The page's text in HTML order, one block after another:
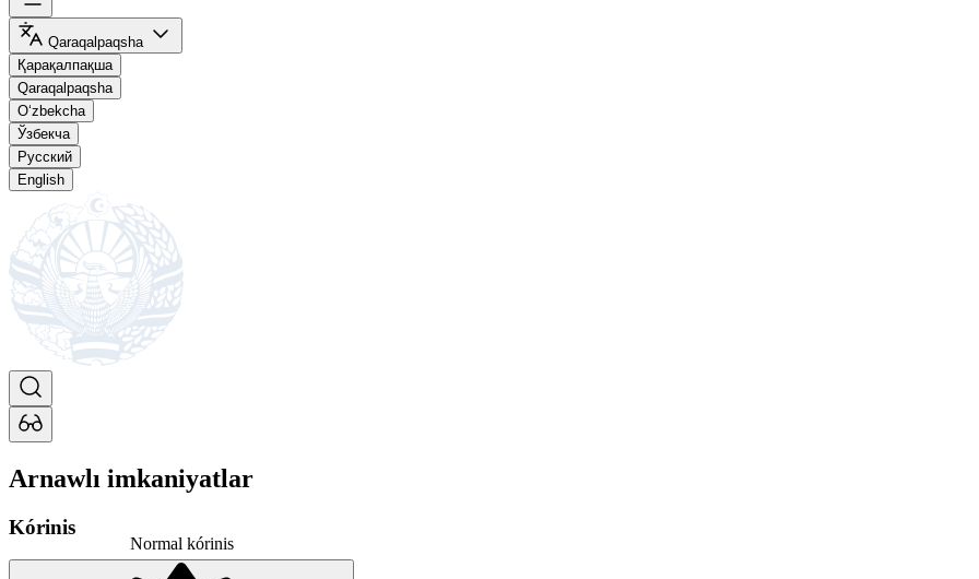
Qaraqalpaqsha
Қарақалпақша
Qaraqalpaqsha
O‘zbekcha
Ўзбекча
Русский
English
Arnawlı imkaniyatlar
Kórinis
Normal kórinis